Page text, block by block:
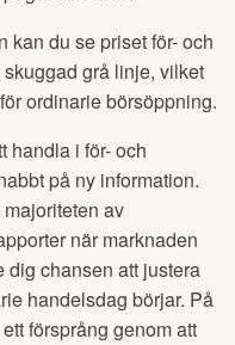
kan du se priset för- och
grå linje, vilket
ordinarie börsöppning.
handla i för- och
på ny information.
av
när marknaden
dig chansen att justera
handelsdag börjar. På
försprång genom att